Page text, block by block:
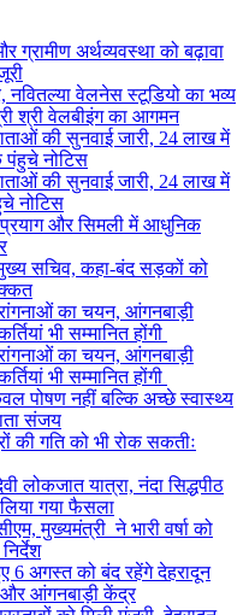
अर्थव्यवस्था को बढ़ावा
नवितल्या वेलनेस स्टूडियो का भव्य
श्री वेलबीइंग का आगमन
की सुनवाई जारी, 24 लाख में
नोटिस
की सुनवाई जारी, 24 लाख में
नोटिस
और सिमली में आधुनिक
सचिव, कहा-बंद सड़कों को
का चयन, आंगनबाड़ी
भी सम्मानित होंगी
का चयन, आंगनबाड़ी
भी सम्मानित होंगी
पोषण नहीं बल्कि अच्छे स्वास्थ्य
संजय
की गति को भी रोक सकतीः
लोकजात यात्रा, नंदा सिद्धपीठ
गया फैसला
मुख्यमंत्री ने भारी वर्षा को
6 अगस्त को बंद रहेंगे देहरादून
और आंगनबाड़ी केंद्र